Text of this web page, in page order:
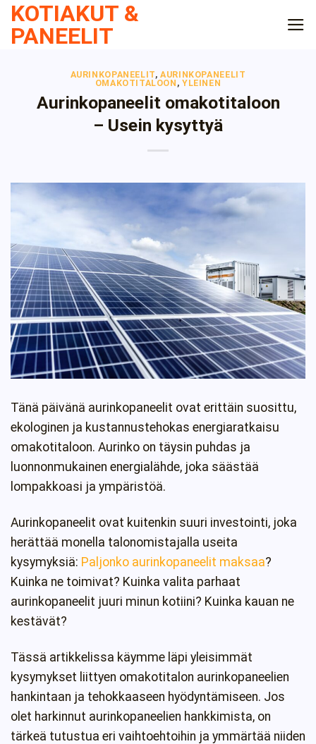
SkipKOTIAKUT &
PANEELIT
AURINKOPANEELIT,AURINKOPANEELIT
OMAKOTITALOON , YLEINEN
Aurinkopaneelit omakotitaloon
– Usein kysyttyä
Tänä päivänä aurinkopaneelit ovat erittäin suosittu,
ekologinen ja kustannustehokas energiaratkaisu
omakotitaloon. Aurinko on täysin puhdas ja
luonnonmukainen energialähde, joka säästää
lompakkoasi ja ympäristöä.
Aurinkopaneelit ovat kuitenkin suuri investointi, joka
herättää monella talonomistajalla useita
kysymyksiä: Paljonko aurinkopaneelit maksaa?
Kuinka ne toimivat? Kuinka valita parhaat
aurinkopaneelit juuri minun kotiini? Kuinka kauan ne
kestävät?
Tässä artikkelissa käymme läpi yleisimmät
kysymykset liittyen omakotitalon aurinkopaneelien
hankintaan ja tehokkaaseen hyödyntämiseen. Jos
olet harkinnut aurinkopaneelien hankkimista, on
tärkeä tutustua eri vaihtoehtoihin ja ymmärtää niiden